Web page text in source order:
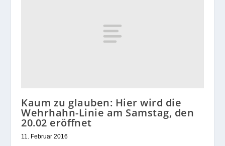
Kaum zu glauben: Hier wird die
Wehrhahn-Linie am Samstag, den
20.02 eröffnet
11. Februar 2016